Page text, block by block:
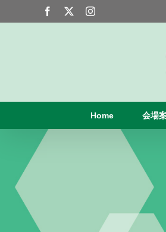
to
Facebook Instagram
Home 会場